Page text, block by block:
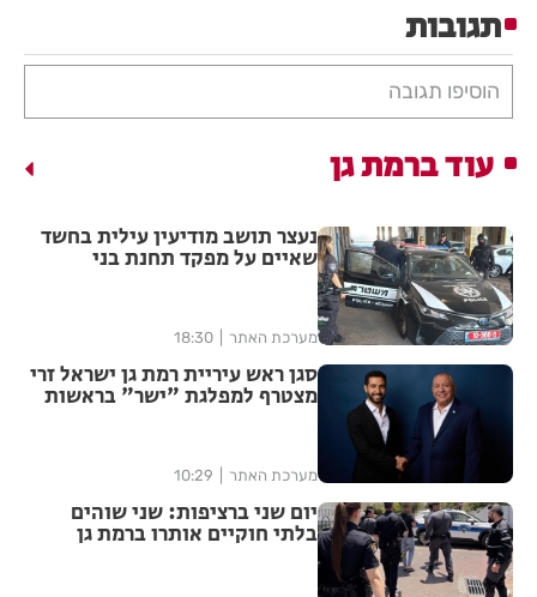
תגובות
הוסיפו תגובה
עוד ברמת גן
נעצר תושב מודיעין עילית בחשד
שאיים על מפקד תחנת בני
מערכת האתר 18:30
סגן ראש עיריית רמת גן ישראל זרי
מצטרף למפלגת "ישר" בראשות
מערכת האתר 10:29
יום שני ברציפות: שני שוהים
בלתי חוקיים אותרו ברמת גן